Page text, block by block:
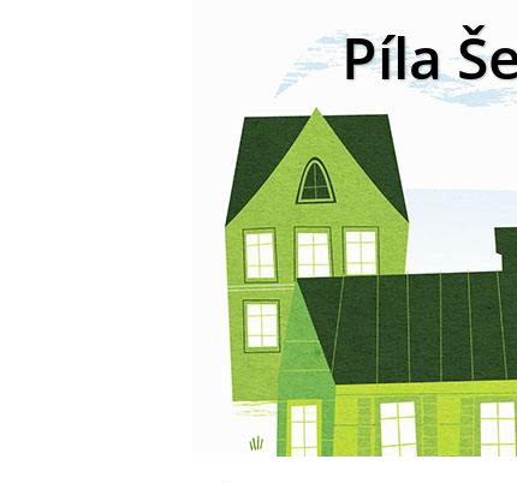
Píla